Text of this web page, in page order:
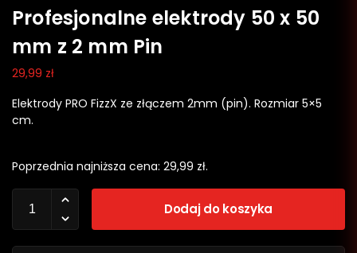
‎Profesjonalne elektrody 50 x 50
mm z 2 mm Pin
29,99 zł
Elektrody PRO FizzX ze złączem 2mm (pin). Rozmiar 5×5
cm.
Poprzednia najniższa cena: 29,99 zł.
Dodaj do koszyka